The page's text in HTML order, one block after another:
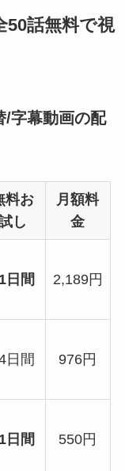
50話無料で視
/字幕動画の配
料お
し
月額料
金
日間 2,189円
日間 976円
日間 550円